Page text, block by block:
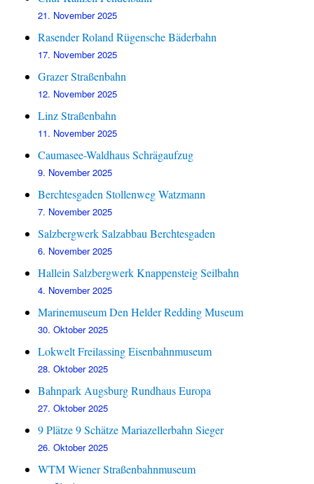
21. November 2025
Rasender Roland Rügensche Bäderbahn
17. November 2025
Grazer Straßenbahn
12. November 2025
Linz Straßenbahn
11. November 2025
Caumasee-Waldhaus Schrägaufzug
9. November 2025
Berchtesgaden Stollenweg Watzmann
7. November 2025
Salzbergwerk Salzabbau Berchtesgaden
6. November 2025
Hallein Salzbergwerk Knappensteig Seilbahn
4. November 2025
Marinemuseum Den Helder Redding Museum
30. Oktober 2025
Lokwelt Freilassing Eisenbahnmuseum
28. Oktober 2025
Bahnpark Augsburg Rundhaus Europa
27. Oktober 2025
9 Plätze 9 Schätze Mariazellerbahn Sieger
26. Oktober 2025
WTM Wiener Straßenbahnmuseum